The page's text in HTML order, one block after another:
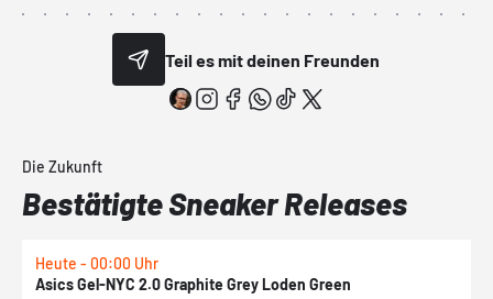
Teil es mit deinen Freunden
Die Zukunft
Bestätigte Sneaker Releases
Heute - 00:00 Uhr
Asics Gel-NYC 2.0 Graphite Grey Loden Green